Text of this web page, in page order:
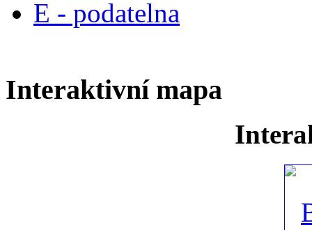
E - podatelna
Interaktivní mapa